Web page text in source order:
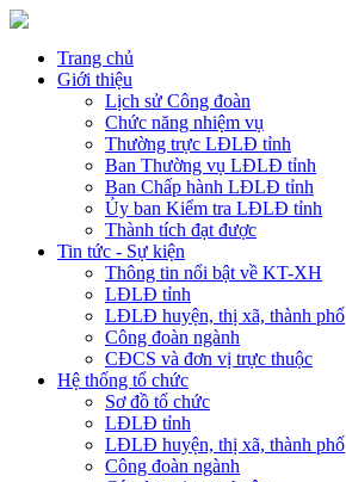
Trang chủ
Giới thiệu
Lịch sử Công đoàn
Chức năng nhiệm vụ
Thường trực LĐLĐ tỉnh
Ban Thường vụ LĐLĐ tỉnh
Ban Chấp hành LĐLĐ tỉnh
Ủy ban Kiểm tra LĐLĐ tỉnh
Thành tích đạt được
Tin tức - Sự kiện
Thông tin nổi bật về KT-XH
LĐLĐ tỉnh
LĐLĐ huyện, thị xã, thành phố
Công đoàn ngành
CĐCS và đơn vị trực thuộc
Hệ thống tổ chức
Sơ đồ tổ chức
LĐLĐ tỉnh
LĐLĐ huyện, thị xã, thành phố
Công đoàn ngành